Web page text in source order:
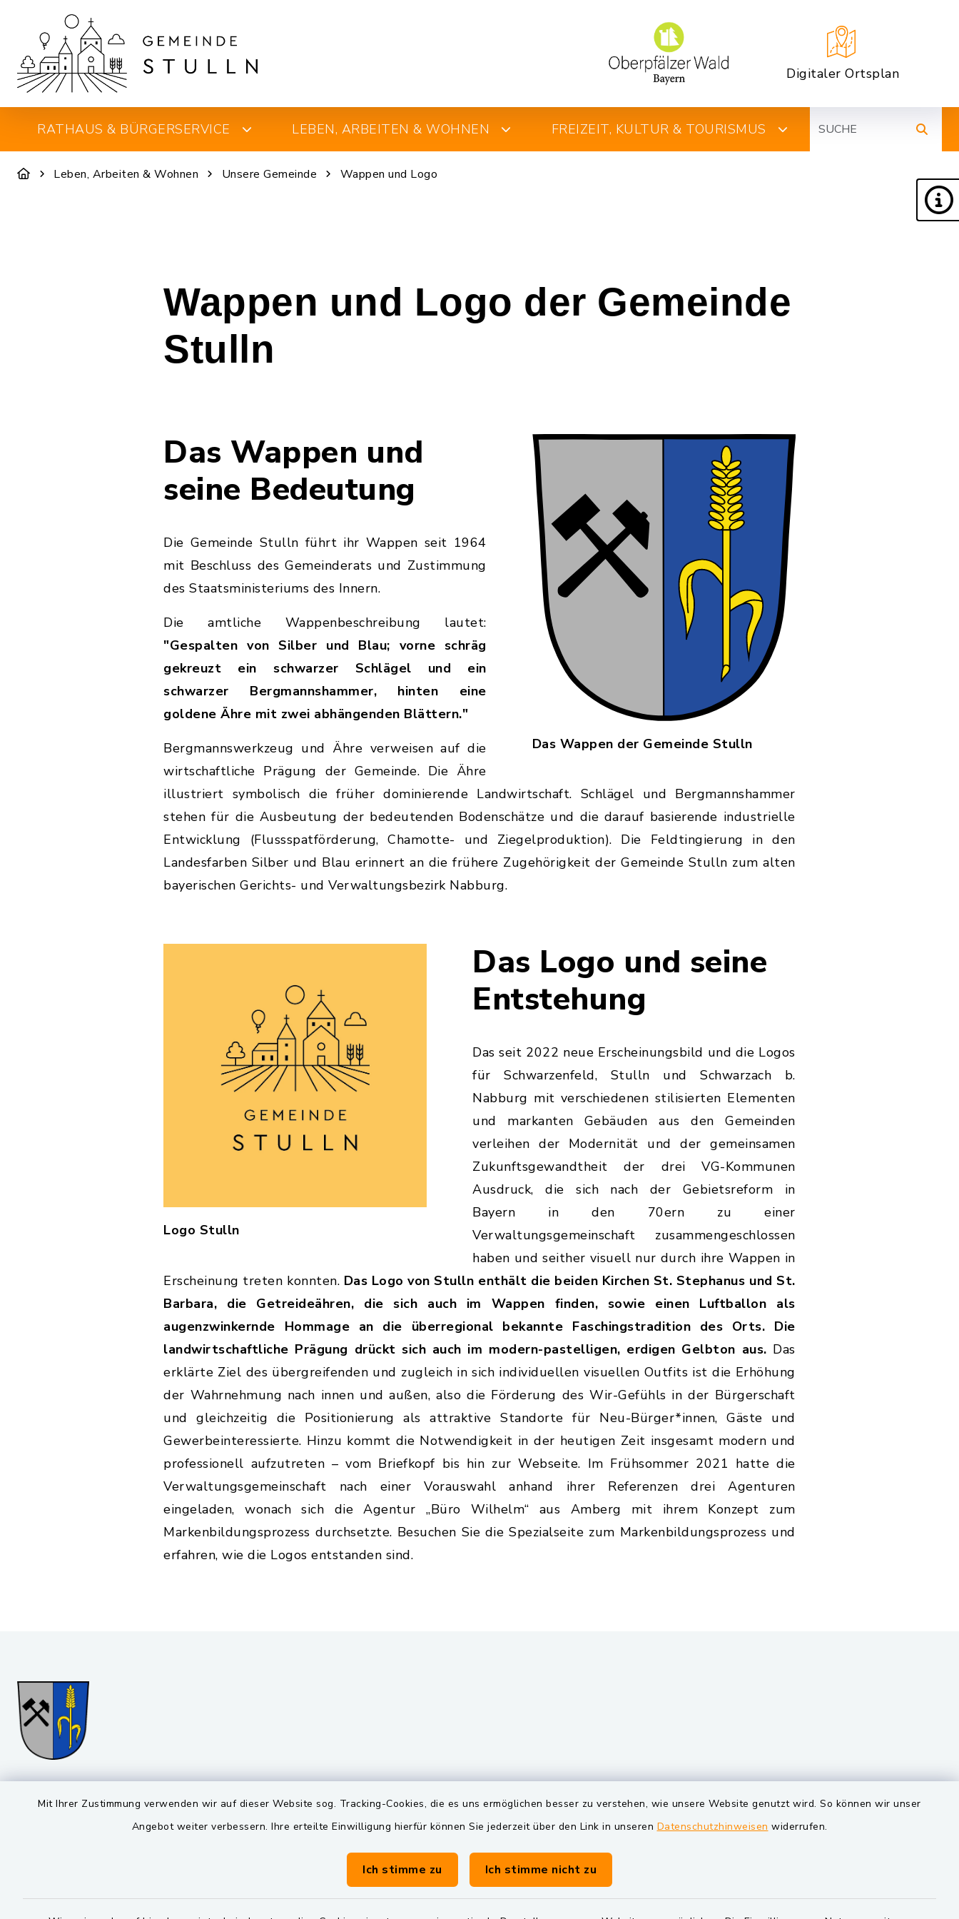
Mit Ihrer Zustimmung verwenden wir auf dieser Website sog. Tracking-Cookies, die es uns ermöglichen besser zu verstehen, wie unsere Website genutzt wird. So können wir unser
Angebot weiter verbessern. Ihre erteilte Einwilligung hierfür können Sie jederzeit über den Link in unseren Datenschutzhinweisen widerrufen.
Ich stimme zu Ich stimme nicht zu
Digitaler Ortsplan
RATHAUS & BÜRGERSERVICE LEBEN, ARBEITEN & WOHNEN FREIZEIT, KULTUR & TOURISMUS
Leben, Arbeiten & Wohnen Unsere Gemeinde Wappen und Logo
Wappen und Logo der Gemeinde
Stulln
Das Wappen der Gemeinde Stulln
Das Wappen und
seine Bedeutung
Die Gemeinde Stulln führt ihr Wappen seit 1964
mit Beschluss des Gemeinderats und Zustimmung
des Staatsministeriums des Innern.
Die amtliche Wappenbeschreibung lautet:
"Gespalten von Silber und Blau; vorne schräg
gekreuzt ein schwarzer Schlägel und ein
schwarzer Bergmannshammer, hinten eine
goldene Ähre mit zwei abhängenden Blättern."
Bergmannswerkzeug und Ähre verweisen auf die
wirtschaftliche Prägung der Gemeinde. Die Ähre
illustriert symbolisch die früher dominierende Landwirtschaft. Schlägel und Bergmannshammer
stehen für die Ausbeutung der bedeutenden Bodenschätze und die darauf basierende industrielle
Entwicklung (Flussspatförderung, Chamotte- und Ziegelproduktion). Die Feldtingierung in den
Landesfarben Silber und Blau erinnert an die frühere Zugehörigkeit der Gemeinde Stulln zum alten
bayerischen Gerichts- und Verwaltungsbezirk Nabburg.
Logo Stulln
Das Logo und seine
Entstehung
Das seit 2022 neue Erscheinungsbild und die Logos
für Schwarzenfeld, Stulln und Schwarzach b.
Nabburg mit verschiedenen stilisierten Elementen
und markanten Gebäuden aus den Gemeinden
verleihen der Modernität und der gemeinsamen
Zukunftsgewandtheit der drei VG-Kommunen
Ausdruck, die sich nach der Gebietsreform in
Bayern in den 70ern zu einer
Verwaltungsgemeinschaft zusammengeschlossen
haben und seither visuell nur durch ihre Wappen in
Erscheinung treten konnten. Das Logo von Stulln enthält die beiden Kirchen St. Stephanus und St.
Barbara, die Getreideähren, die sich auch im Wappen finden, sowie einen Luftballon als
augenzwinkernde Hommage an die überregional bekannte Faschingstradition des Orts. Die
landwirtschaftliche Prägung drückt sich auch im modern-pastelligen, erdigen Gelbton aus. Das
erklärte Ziel des übergreifenden und zugleich in sich individuellen visuellen Outfits ist die Erhöhung
der Wahrnehmung nach innen und außen, also die Förderung des Wir-Gefühls in der Bürgerschaft
und gleichzeitig die Positionierung als attraktive Standorte für Neu-Bürger*innen, Gäste und
Gewerbeinteressierte. Hinzu kommt die Notwendigkeit in der heutigen Zeit insgesamt modern und
professionell aufzutreten – vom Briefkopf bis hin zur Webseite. Im Frühsommer 2021 hatte die
Verwaltungsgemeinschaft nach einer Vorauswahl anhand ihrer Referenzen drei Agenturen
eingeladen, wonach sich die Agentur „Büro Wilhelm“ aus Amberg mit ihrem Konzept zum
Markenbildungsprozess durchsetzte. Besuchen Sie die Spezialseite zum Markenbildungsprozess und
erfahren, wie die Logos entstanden sind.
Gemeinde Stulln Öffnungszeiten
Montag bis Freitag:
08:00-12:00 Uhr
Montag und Dienstag zusätzlich:
Quicklinks
BayernPortal
Landkreis Schwandorf
VG und Gemeinden
Markt Schwarzenfeld